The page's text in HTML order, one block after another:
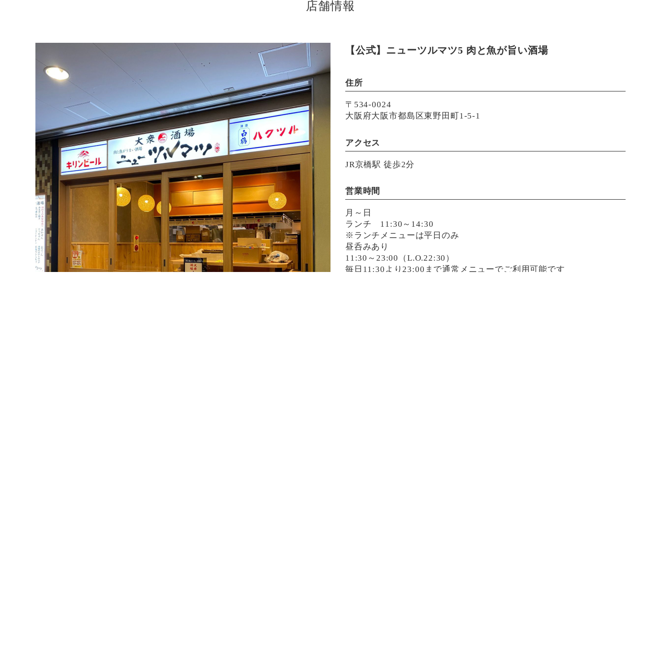
店舗情報
【公式】ニューツルマツ5 肉と魚が旨い酒場
住所
〒534-0024
大阪府大阪市都島区東野田町1-5-1
アクセス
JR京橋駅 徒歩2分
営業時間
月～日
ランチ 11:30～14:30
※ランチメニューは平日のみ
昼呑みあり
11:30～23:00（L.O.22:30）
毎日11:30より23:00まで通常メニューでご利用可能です